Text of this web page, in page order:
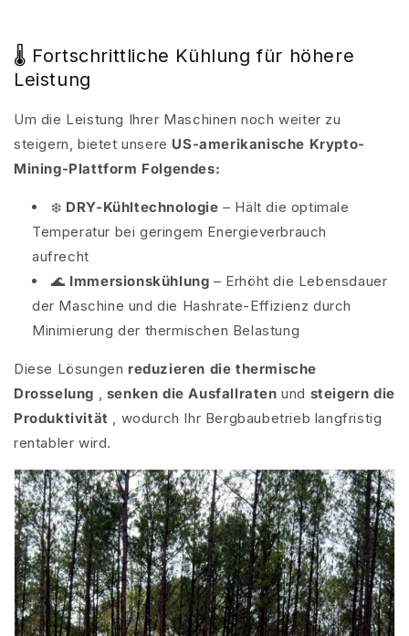
🌡️ Fortschrittliche Kühlung für höhere
Leistung
Um die Leistung Ihrer Maschinen noch weiter zu
steigern, bietetunsere US-amerikanische Krypto-
Mining-Plattform Folgendes:
❄️ DRY-Kühltechnologie – Hält die optimale
Temperatur bei geringem Energieverbrauch
aufrecht
🌊 Immersionskühlung – Erhöht die Lebensdauer
der Maschine und die Hashrate-Effizienz durch
Minimierung der thermischen Belastung
Diese Lösungen reduzieren die thermische
Drosselung
senken die Ausfallraten und steigern die
Produktivität , wodurch Ihr Bergbaubetrieb langfristig
rentabler wird.